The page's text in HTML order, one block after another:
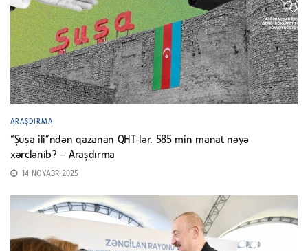
ARAŞDIRMA
“Şuşa ili”ndən qazanan QHT-lər. 585 min manat nəyə
xərclənib? – Araşdırma
14 NOYABR 2025